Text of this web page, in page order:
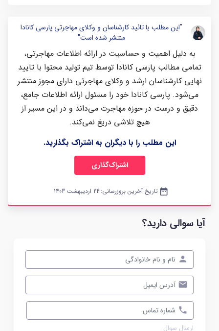
"این مطلب با تائید کارشناسان و وکلای مهاجرتی پارسی کانادا
منتشر شده است"
به دلیل اهمیت و حساسیت در ارائه اطلاعات مهاجرتی،
تمامی مطالب پارسی کانادا توسط تیم تولید محتوا با تایید
نهایی کارشناسان ارشد و وکلای مهاجرتی دارای مجوز منتشر
می‌شود. پارسی کانادا خود را مسئول ارائه اطلاعات جامع،
دقیق و درست در حوزه مهاجرت می‌داند و در این مسیر از
هیچ تلاشی دریغ نمی‌کند.
این مطلب را با دیگران به اشتراک بگذارید.
اشتراک‌گذاری
date_range تاریخ آخرین بروزرسانی:24 اردیبهشت 1403
آیا سوالی دارید؟
ارسال سوال